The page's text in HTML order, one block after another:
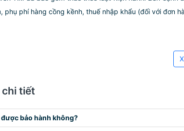
phụ phí hàng cồng kềnh, thuế nhập khẩu (đối với đơn
tiết
được bảo hành không?